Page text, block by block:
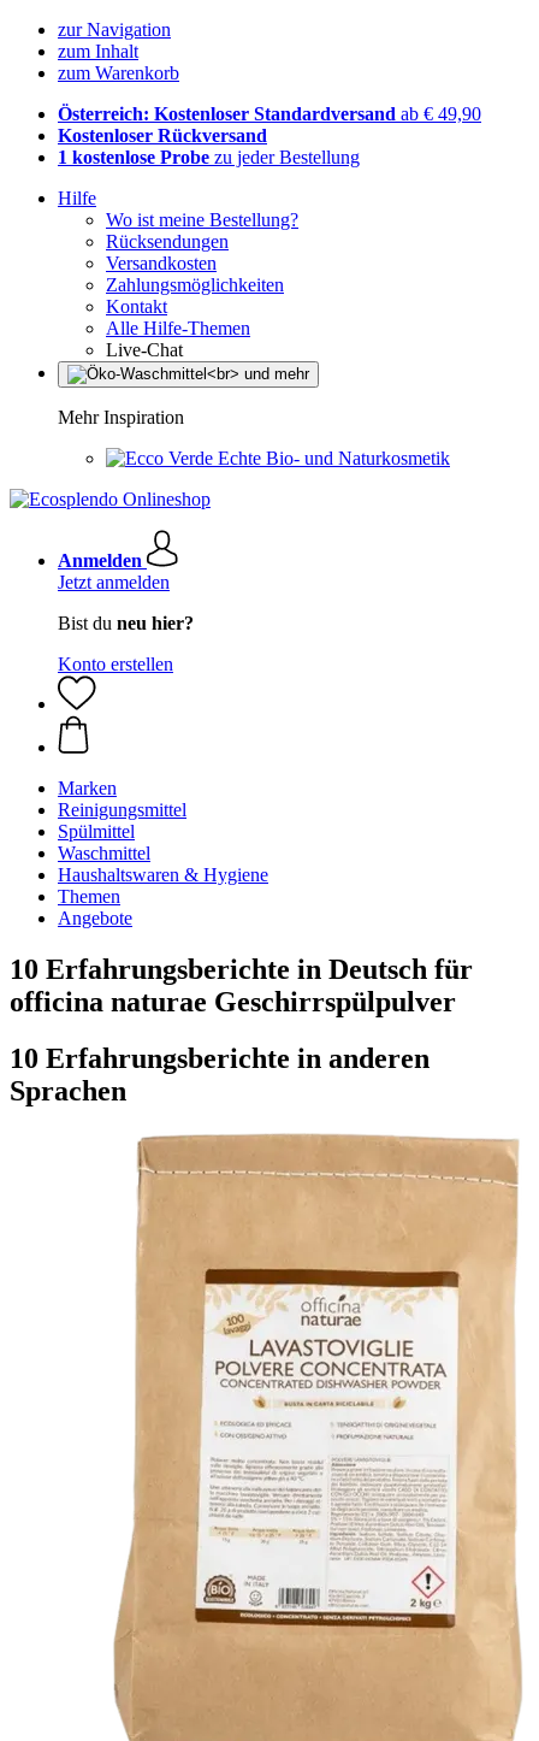
zur Navigation
zum Inhalt
zum Warenkorb
Österreich: Kostenloser Standardversand ab € 49,90
Kostenloser Rückversand
1 kostenlose Probe zu jeder Bestellung
Hilfe
Wo ist meine Bestellung?
Rücksendungen
Versandkosten
Zahlungsmöglichkeiten
Kontakt
Alle Hilfe-Themen
Live-Chat
Mehr Inspiration
Echte Bio- und Naturkosmetik
Anmelden
Jetzt anmelden
Bist du neu hier?
Konto erstellen
Marken
Reinigungsmittel
Spülmittel
Waschmittel
Haushaltswaren & Hygiene
Themen
Angebote
10 Erfahrungsberichte in Deutsch für
officina naturae Geschirrspülpulver
10 Erfahrungsberichte in anderen
Sprachen